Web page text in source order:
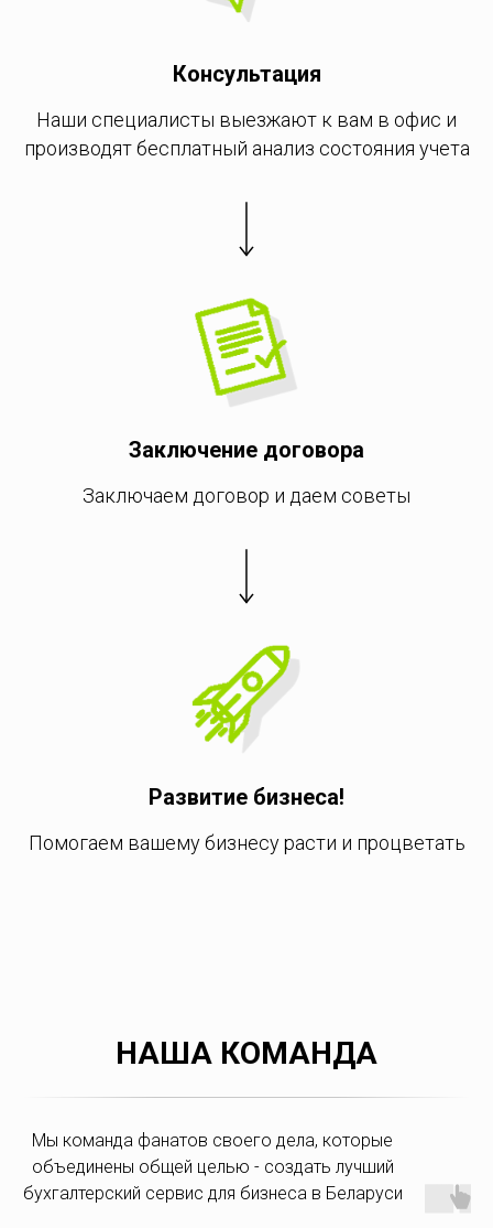
Консультация
Наши специалисты выезжают к вам в офис и
производят бесплатный анализ состояния учета
Заключение договора
Заключаем договор и даем советы
Развитие бизнеса!
Помогаем вашему бизнесу расти и процветать
НАША КОМАНДА
Мы команда фанатов своего дела, которые
объединены общей целью - создать лучший
бухгалтерский сервис для бизнеса в Беларуси